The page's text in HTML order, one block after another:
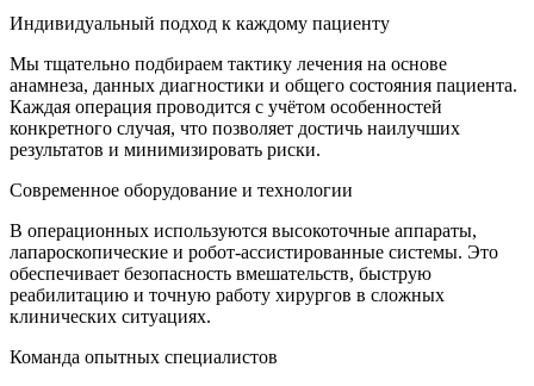
Индивидуальный подход к каждому пациенту
Мы тщательно подбираем тактику лечения на основе
анамнеза, данных диагностики и общего состояния пациента.
Каждая операция проводится с учётом особенностей
конкретного случая, что позволяет достичь наилучших
результатов и минимизировать риски.
Современное оборудование и технологии
В операционных используются высокоточные аппараты,
лапароскопические и робот-ассистированные системы. Это
обеспечивает безопасность вмешательств, быструю
реабилитацию и точную работу хирургов в сложных
клинических ситуациях.
Команда опытных специалистов